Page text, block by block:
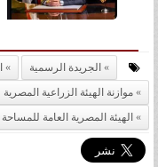
الجريدة الرسمية
موازنة الهيئة الزراعية المصرية
الهيئة المصرية العامة للمساحة